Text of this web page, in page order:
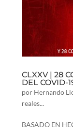
CLXXV | 28
DEL COVID-
por Hernando
reales...
BASADO EN